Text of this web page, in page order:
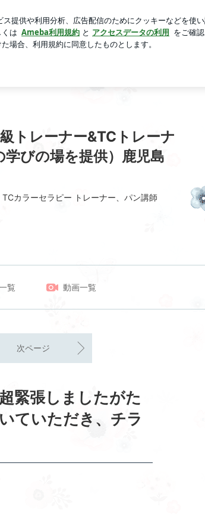
理事長（子育てママの学びの場を提供）鹿児
トレーナー&TCトレーナ
びの場を提供）鹿児島
カラーセラピー トレーナー、パン講師
覧 動画一覧
次ページ
緊張しましたがた
ていただき、チラ